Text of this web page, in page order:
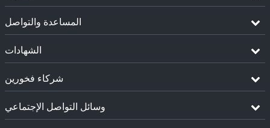
المساعدة والتواصل
الشهادات
شركاء فخورين
وسائل التواصل الإجتماعي